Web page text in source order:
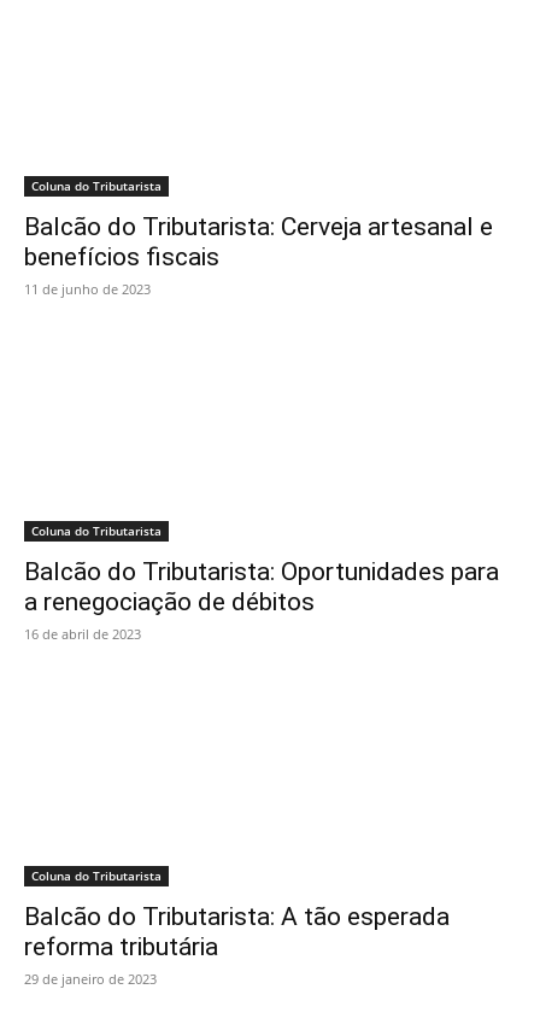
Coluna do Tributarista
Balcão do Tributarista: Cerveja artesanal e
benefícios fiscais
11 de junho de 2023
Coluna do Tributarista
Balcão do Tributarista: Oportunidades para
a renegociação de débitos
16 de abril de 2023
Coluna do Tributarista
Balcão do Tributarista: A tão esperada
reforma tributária
29 de janeiro de 2023